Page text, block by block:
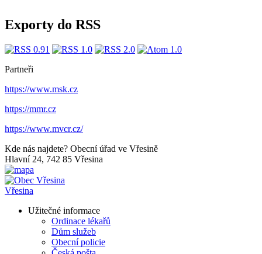
Exporty do RSS
Partneři
https://www.msk.cz
https://mmr.cz
https://www.mvcr.cz/
Kde nás najdete? Obecní úřad ve Vřesině
Hlavní 24, 742 85 Vřesina
Vřesina
Užitečné informace
Ordinace lékařů
Dům služeb
Obecní policie